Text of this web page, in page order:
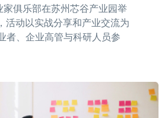
俱乐部在苏州芯谷产业园举
活动以实战分享和产业交流为
者、企业高管与科研人员参